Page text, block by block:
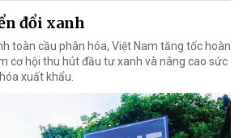
đổi xanh
toàn cầu phân hóa, Việt Nam tăng tốc hoàn
cơ hội thu hút đầu tư xanh và nâng cao sức
xuất khẩu.